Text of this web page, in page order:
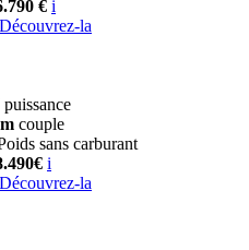
€ i
Découvrez-la
puissance
couple
sans carburant
i
Découvrez-la